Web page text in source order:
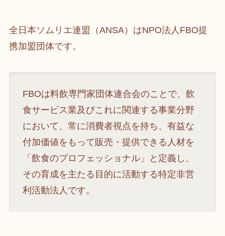
全日本ソムリエ連盟（ANSA）はNPO法人FBO提
携加盟団体です。
FBOは料飲専門家団体連合会のことで、飲
食サービス業及びこれに関連する事業分野
において、常に消費者視点を持ち、有益な
付加価値をもって販売・提供できる人材を
「飲食のプロフェッショナル」と定義し、
その育成を主たる目的に活動する特定非営
利活動法人です。